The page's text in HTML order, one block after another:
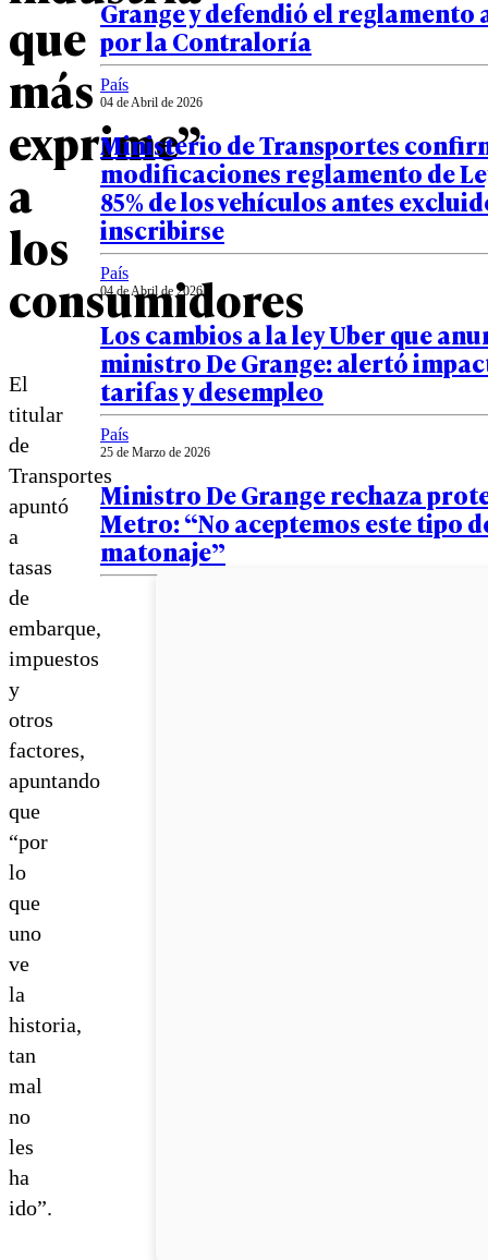
que
más
exprime”
a
los
consumidores
El
titular
de
Transportes
apuntó
a
tasas
de
embarque,
impuestos
y
otros
factores,
apuntando
que
“por
lo
que
uno
ve
la
historia,
tan
mal
no
les
ha
ido”.
Grange y defendió el reglamento
por la Contraloría
País
04 de Abril de 2026
Ministerio de Transportes
modificaciones reglamento de
85% de los vehículos antes
inscribirse
País
04 de Abril de 2026
Los cambios a la ley Uber que
ministro De Grange: alertó
tarifas y desempleo
País
25 de Marzo de 2026
Ministro De Grange rechaza
Metro: “No aceptemos este tipo
matonaje”